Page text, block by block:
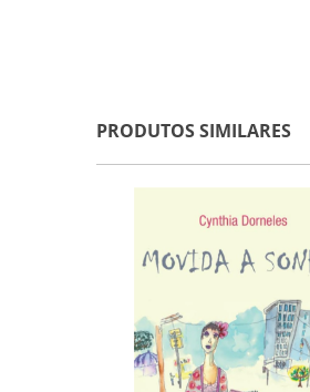
PRODUTOS SIMILARES